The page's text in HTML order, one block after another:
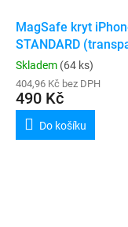
MagSafe kryt
STANDARD
Skladem (64 ks)
404,96 Kč bez DPH
490 Kč
Do košíku